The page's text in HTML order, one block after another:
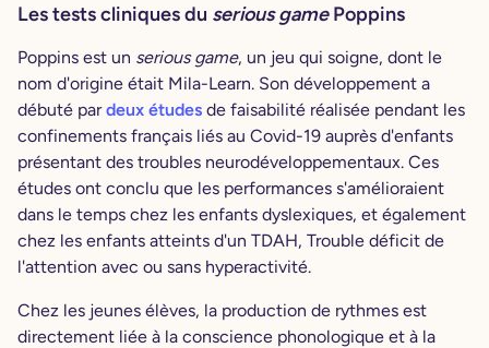
Les tests cliniques du serious gamePoppins
Poppins est un serious game, un jeu qui soigne, dont le
nom d'origine était Mila-Learn. Son développement a
débuté pardeux études de faisabilité réalisée pendant les
confinements français liés au Covid-19 auprès d'enfants
présentant des troubles neurodéveloppementaux. Ces
études ont conclu que les performances s'amélioraient
dans le temps chez les enfants dyslexiques, et également
chez les enfants atteints d'un TDAH, Trouble déficit de
l'attention avec ou sans hyperactivité.
Chez les jeunes élèves, la production de rythmes est
directement liée à la conscience phonologique et à la